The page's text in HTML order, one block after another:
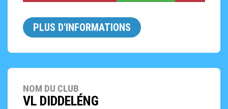
PLUS D'INFORMATIONS
NOM DU CLUB
VL DIDDELÉNG